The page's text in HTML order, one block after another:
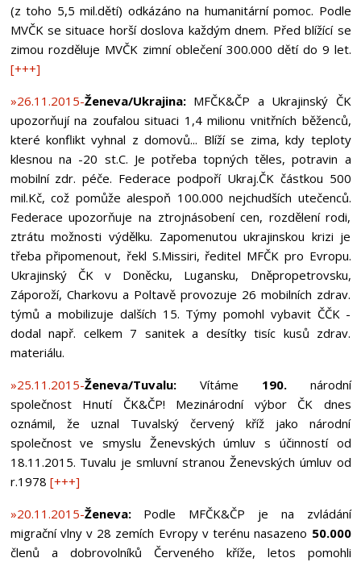
(z toho 5,5 mil.dětí) odkázáno na humanitární pomoc. Podle
MVČK se situace horší doslova každým dnem. Před blížící se
zimou rozděluje MVČK zimní oblečení 300.000 dětí do 9 let.
[+++]
»26.11.2015-Ženeva/Ukrajina: MFČK&ČP a Ukrajinský ČK
upozorňují na zoufalou situaci 1,4 milionu vnitřních běženců,
které konflikt vyhnal z domovů... Blíží se zima, kdy teploty
klesnou na -20 st.C. Je potřeba topných těles, potravin a
mobilní zdr. péče. Federace podpoří Ukraj.ČK částkou 500
mil.Kč, což pomůže alespoň 100.000 nejchudších utečenců.
Federace upozorňuje na ztrojnásobení cen, rozdělení rodi,
ztrátu možnosti výdělku. Zapomenutou ukrajinskou krizi je
třeba připomenout, řekl S.Missiri, ředitel MFČK pro Evropu.
Ukrajinský ČK v Doněcku, Lugansku, Dněpropetrovsku,
Záporoží, Charkovu a Poltavě provozuje 26 mobilních zdrav.
týmů a mobilizuje dalších 15. Týmy pomohl vybavit ČČK -
dodal např. celkem 7 sanitek a desítky tisíc kusů zdrav.
materiálu.
»25.11.2015-Ženeva/Tuvalu: Vítáme 190.národní
společnost Hnutí ČK&ČP! Mezinárodní výbor ČK dnes
oznámil, že uznal Tuvalský červený kříž jako národní
společnost ve smyslu Ženevských úmluv s účinností od
18.11.2015. Tuvalu je smluvní stranou Ženevských úmluv od
r.1978 [+++]
»20.11.2015-Ženeva: Podle MFČK&ČP je na zvládání
migrační vlny v 28 zemích Evropy v terénu nasazeno 50.000
členů a dobrovolníků Červeného kříže, letos pomohli